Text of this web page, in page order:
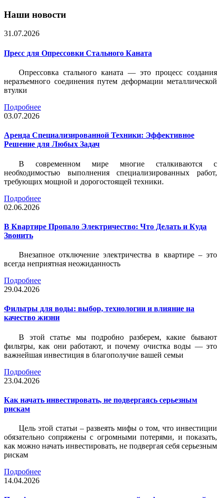
Наши новости
31.07.2026
Пресс для Опрессовки Стального Каната
Опрессовка стального каната — это процесс создания
неразъемного соединения путем деформации металлической
втулки
Подробнее
03.07.2026
Аренда Специализированной Техники: Эффективное
Решение для Любых Задач
В современном мире многие сталкиваются с
необходимостью выполнения специализированных работ,
требующих мощной и дорогостоящей техники.
Подробнее
02.06.2026
В Квартире Пропало Электричество: Что Делать и Куда
Звонить
Внезапное отключение электричества в квартире – это
всегда неприятная неожиданность
Подробнее
29.04.2026
Фильтры для воды: выбор, технологии и влияние на
качество жизни
В этой статье мы подробно разберем, какие бывают
фильтры, как они работают, и почему очистка воды — это
важнейшая инвестиция в благополучие вашей семьи
Подробнее
23.04.2026
Как начать инвестировать, не подвергаясь серьезным
рискам
Цель этой статьи – развеять мифы о том, что инвестиции
обязательно сопряжены с огромными потерями, и показать,
как можно начать инвестировать, не подвергая себя серьезным
рискам
Подробнее
14.04.2026